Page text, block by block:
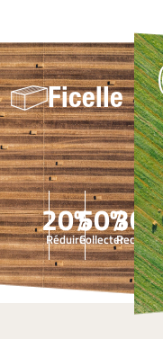
Ficelle
20%
Réduire50%
Collecter30%
Recycler